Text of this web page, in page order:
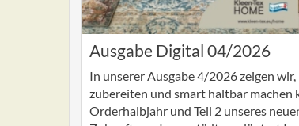
Ausgabe Digital 04/2026
In unserer Ausgabe 4/2026 zeigen
zubereiten und smart haltbar machen
Orderhalbjahr und Teil 2 unseres